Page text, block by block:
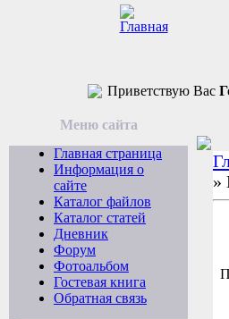
Приветствую Вас
Меню сайта
Главная страница
Информация о
сайте
Каталог файлов
Каталог статей
Дневник
Форум
Фотоальбом
Гостевая книга
Обратная связь
»